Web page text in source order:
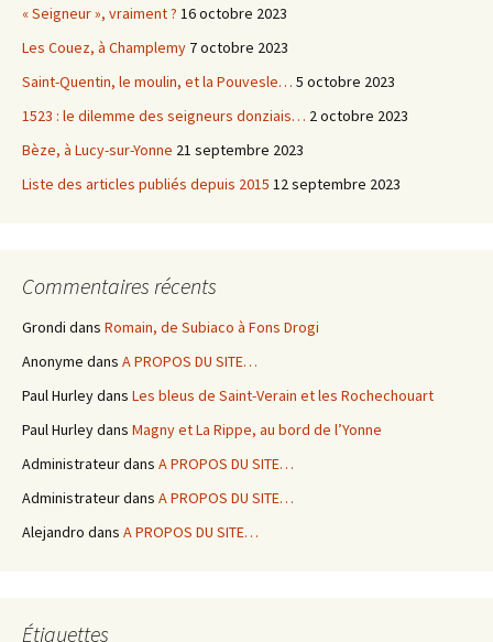
« Seigneur », vraiment ? 16 octobre 2023
Les Couez, à Champlemy 7 octobre 2023
Saint-Quentin, le moulin, et la Pouvesle… 5 octobre 2023
1523 : le dilemme des seigneurs donziais… 2 octobre 2023
Bèze, à Lucy-sur-Yonne 21 septembre 2023
Liste des articles publiés depuis 2015 12 septembre 2023
Commentaires récents
Grondi dans Romain, de Subiaco à Fons Drogi
Anonyme dans A PROPOS DU SITE…
Paul Hurleydans Les bleus de Saint-Verain et les Rochechouart
Paul Hurleydans Magny et La Rippe, au bord de l’Yonne
Administrateurdans A PROPOS DU SITE…
Administrateurdans A PROPOS DU SITE…
Alejandro dans A PROPOS DU SITE…
Étiquettes